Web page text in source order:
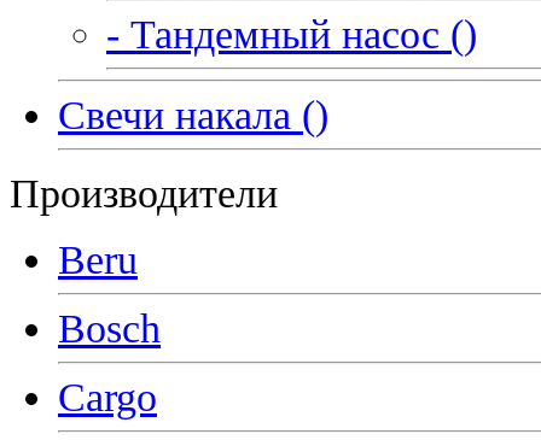
- Тандемный насос ()
Свечи накала ()
Производители
Beru
Bosch
Cargo